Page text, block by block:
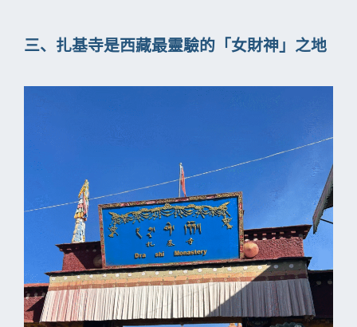
三、扎基寺是西藏最靈驗的「女財神」之地